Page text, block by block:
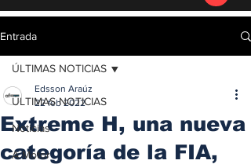
Entrada
ÚLTIMAS NOTICIAS
Noticias
A Motor
ÚLTIMAS NOTICIAS
Extreme H, una nueva
categoría de la FIA,
Edsson Araúz
22 feb 2022